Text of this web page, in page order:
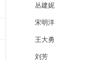
丛建妮
宋明洋
王大勇
刘芳